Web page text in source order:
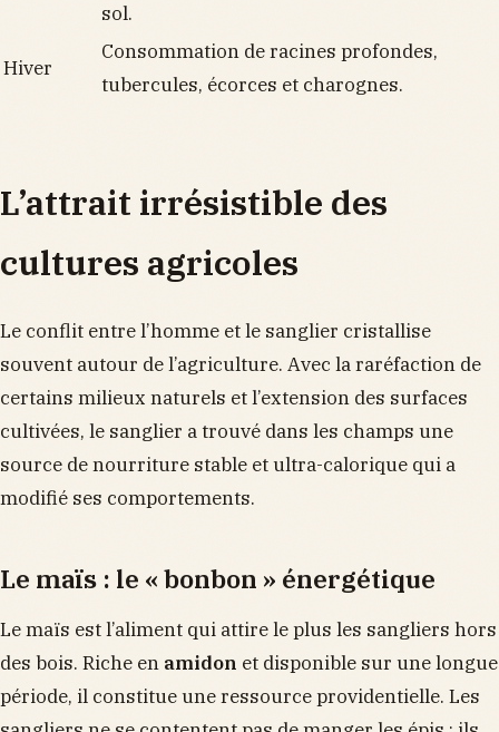
sol.
Hiver
Consommation de racines profondes,
tubercules, écorces et charognes.
L’attrait irrésistible des
cultures agricoles
Le conflit entre l’homme et le sanglier cristallise
souvent autour de l’agriculture. Avec la raréfaction de
certains milieux naturels et l’extension des surfaces
cultivées, le sanglier a trouvé dans les champs une
source de nourriture stable et ultra-calorique qui a
modifié ses comportements.
Le maïs : le « bonbon » énergétique
Le maïs est l’aliment qui attire le plus les sangliers hors
des bois. Riche en amidon et disponible sur une longue
période, il constitue une ressource providentielle. Les